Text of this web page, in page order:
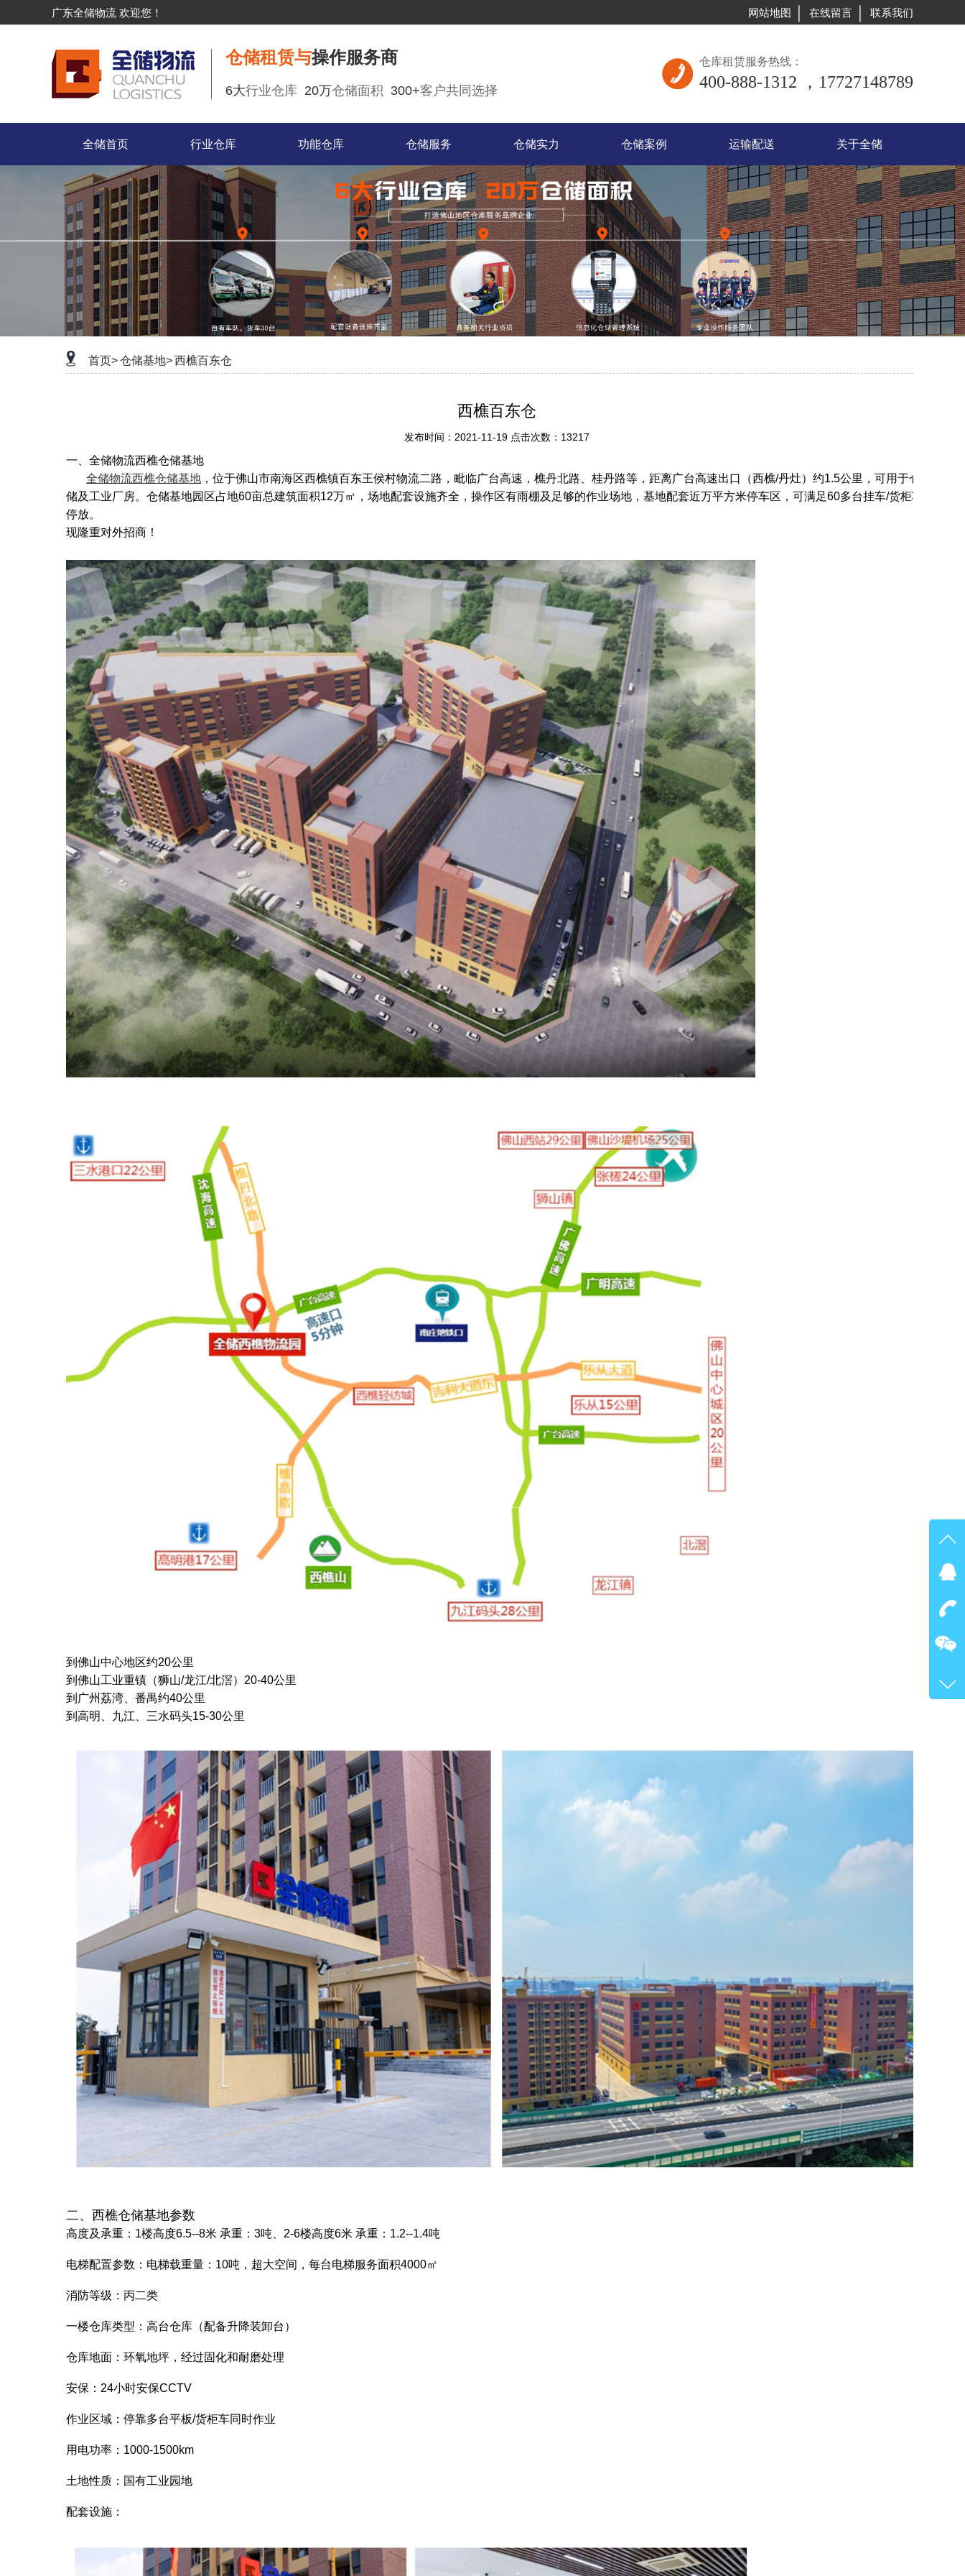
广东全储物流 欢迎您！ 网站地图 在线留言 联系我们
仓储租赁与操作服务商
6大行业仓库 20万仓储面积 300+客户共同选择
仓库租赁服务热线：
400-888-1312 ，17727148789
全储首页 行业仓库 功能仓库 仓储服务 仓储实力 仓储案例 运输配送 关于全储
首页>仓储基地>西樵百东仓
西樵百东仓
发布时间：2021-11-19 点击次数：13217
一、全储物流西樵仓储基地
全储物流西樵仓储基地 ，位于佛山市南海区西樵镇百东王侯村物流二路，毗临广台高速，樵丹北路、桂丹路等，距离广台高速出口（西樵/丹灶）约1.5公里，可用于仓
储及工业厂房。仓储基地园区占地60亩总建筑面积12万㎡，场地配套设施齐全，操作区有雨棚及足够的作业场地，基地配套近万平方米停车区，可满足60多台挂车/货柜车
停放。
现隆重对外招商！
到佛山中心地区约20公里
到佛山工业重镇（狮山/龙江/北滘）20-40公里
到广州荔湾、番禺约40公里
到高明、九江、三水码头15-30公里
二、西樵仓储基地参数
高度及承重：1楼高度6.5--8米 承重：3吨、2-6楼高度6米 承重：1.2--1.4吨
电梯配置参数：电梯载重量：10吨，超大空间，每台电梯服务面积4000㎡
消防等级：丙二类
一楼仓库类型：高台仓库（配备升降装卸台）
仓库地面：环氧地坪，经过固化和耐磨处理
安保：24小时安保CCTV
作业区域：停靠多台平板/货柜车同时作业
用电功率：1000-1500km
土地性质：国有工业园地
配套设施：
点我
咨